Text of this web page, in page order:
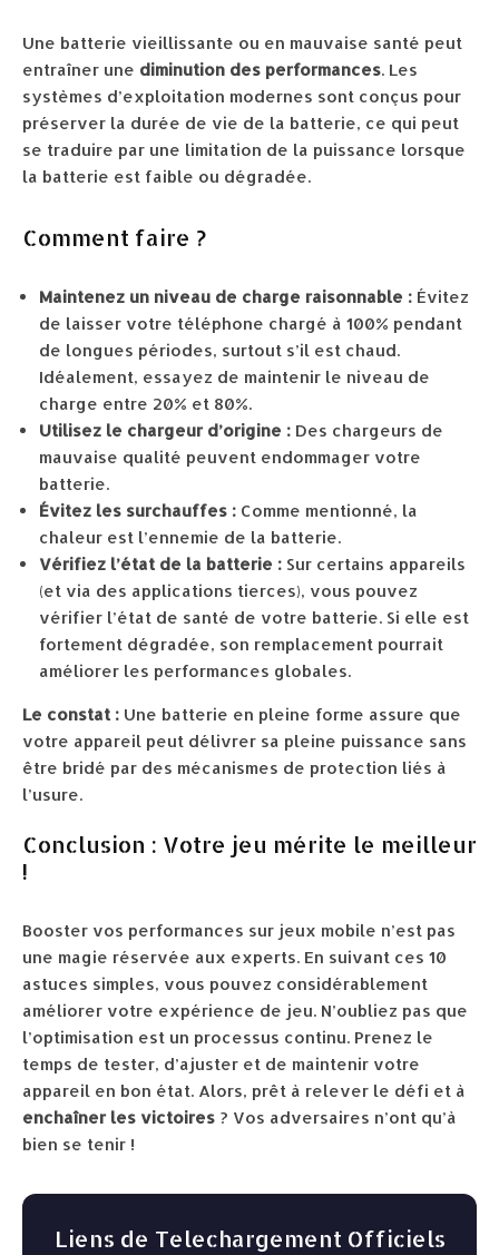
Une batterie vieillissante ou en mauvaise santé peut
entraîner une diminution des performances. Les
systèmes d’exploitation modernes sont conçus pour
préserver la durée de vie de la batterie, ce qui peut
se traduire par une limitation de la puissance lorsque
la batterie est faible ou dégradée.
Comment faire ?
Maintenez un niveau de charge raisonnable : Évitez
de laisser votre téléphone chargé à 100% pendant
de longues périodes, surtout s’il est chaud.
Idéalement, essayez de maintenir le niveau de
charge entre 20% et 80%.
Utilisez le chargeur d’origine : Des chargeurs de
mauvaise qualité peuvent endommager votre
batterie.
Évitez les surchauffes : Comme mentionné, la
chaleur est l’ennemie de la batterie.
Vérifiez l’état de la batterie : Sur certains appareils
(et via des applications tierces), vous pouvez
vérifier l’état de santé de votre batterie. Si elle est
fortement dégradée, son remplacement pourrait
améliorer les performances globales.
Le constat : Une batterie en pleine forme assure que
votre appareil peut délivrer sa pleine puissance sans
être bridé par des mécanismes de protection liés à
l’usure.
Conclusion : Votre jeu mérite le meilleur
!
Booster vos performances sur jeux mobile n’est pas
une magie réservée aux experts. En suivant ces 10
astuces simples, vous pouvez considérablement
améliorer votre expérience de jeu. N’oubliez pas que
l’optimisation est un processus continu. Prenez le
temps de tester, d’ajuster et de maintenir votre
appareil en bon état. Alors, prêt à relever le défi et à
enchaîner les victoires ? Vos adversaires n’ont qu’à
bien se tenir !
Liens de Telechargement Officiels